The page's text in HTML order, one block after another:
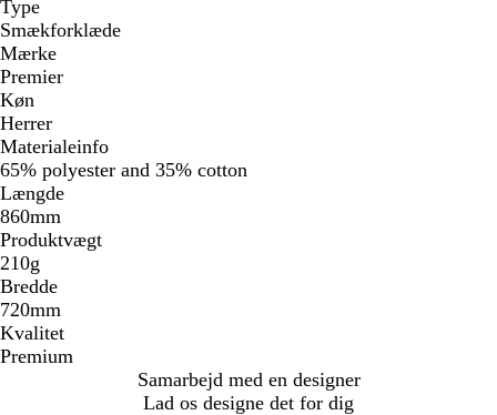
Type
Smækforklæde
Mærke
Premier
Køn
Herrer
Materialeinfo
65% polyester and 35% cotton
Længde
860mm
Produktvægt
210g
Bredde
720mm
Kvalitet
Premium
Samarbejd med en designer
Lad os designe det for dig